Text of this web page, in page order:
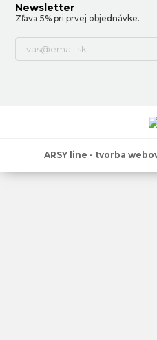
Newsletter
Zľava 5% pri prvej objednávke.
ARSY line - tvorba